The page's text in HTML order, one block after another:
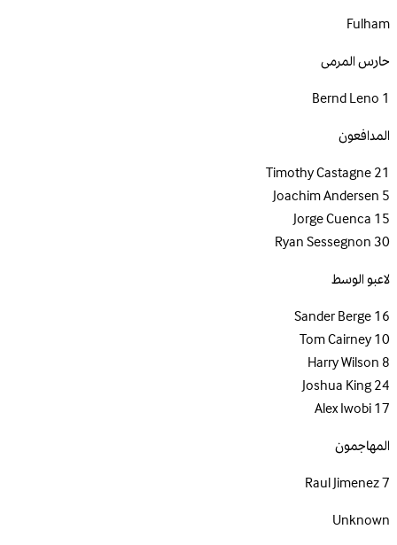
Fulham
حارس المرمى
1
Bernd Leno
المدافعون
21
Timothy Castagne
5
Joachim Andersen
15
Jorge Cuenca
30
Ryan Sessegnon
لاعبو الوسط
16
Sander Berge
10
Tom Cairney
8
Harry Wilson
24
Joshua King
17
Alex Iwobi
المهاجمون
7
Raul Jimenez
Unknown